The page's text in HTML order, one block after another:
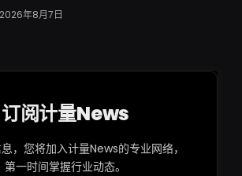
2026年8月7日
订阅计量News
，您将加入计量News的专业网络，
第一时间掌握行业动态。